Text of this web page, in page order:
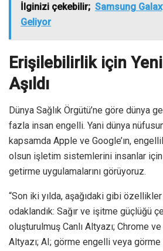
İlginizi çekebilir; Samsung
Geliyor
Erişilebilirlik için
Aşıldı
Dünya Sağlık Örgütü’ne göre dünya
fazla insan engelli. Yani dünya
kapsamda Apple ve Google’ın,
olsun işletim sistemlerini insanlar
getirme uygulamalarını görüyoruz.
“Son iki yılda, aşağıdaki gibi
odaklandık: Sağır ve işitme güçlüğü
oluşturulmuş Canlı Altyazı; Chrome ve
Altyazı; AI; görme engelli veya